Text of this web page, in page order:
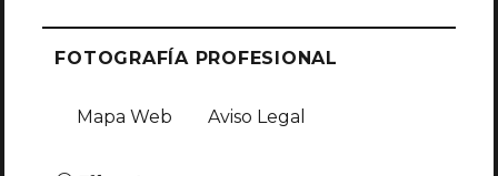
FOTOGRAFÍA PROFESIONAL
Mapa Web Aviso Legal